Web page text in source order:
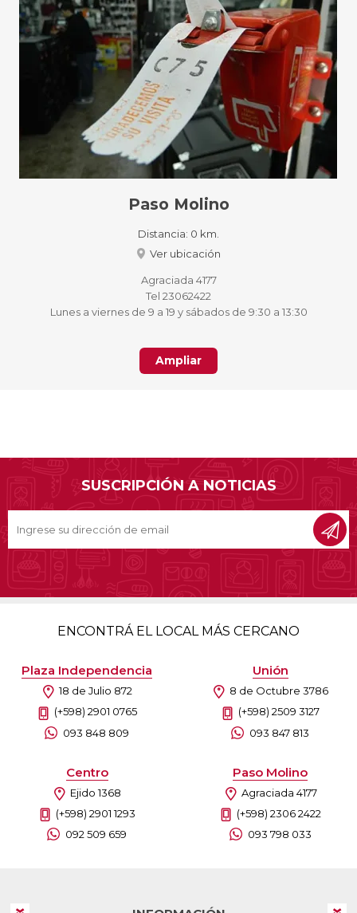
Paso Molino
Distancia: 0 km.
Ver ubicación
Agraciada 4177
Tel 23062422
Lunes a viernes de 9 a 19 y sábados de 9:30 a 13:30
Ampliar
SUSCRIPCIÓN A NOTICIAS
ENCONTRÁ EL LOCAL MÁS CERCANO
Plaza Independencia
18 de Julio 872
(+598) 2901 0765
093 848 809
Unión
8 de Octubre 3786
(+598) 2509 3127
093 847 813
Centro
Ejido 1368
(+598) 2901 1293
092 509 659
Paso Molino
Agraciada 4177
(+598) 2306 2422
093 798 033